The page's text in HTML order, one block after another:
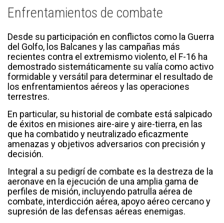
Enfrentamientos de combate
Desde su participación en conflictos como la Guerra
del Golfo, los Balcanes y las campañas más
recientes contra el extremismo violento, el F-16 ha
demostrado sistemáticamente su valía como activo
formidable y versátil para determinar el resultado de
los enfrentamientos aéreos y las operaciones
terrestres.
En particular, su historial de combate está salpicado
de éxitos en misiones aire-aire y aire-tierra, en las
que ha combatido y neutralizado eficazmente
amenazas y objetivos adversarios con precisión y
decisión.
Integral a su pedigrí de combate es la destreza de la
aeronave en la ejecución de una amplia gama de
perfiles de misión, incluyendo patrulla aérea de
combate, interdicción aérea, apoyo aéreo cercano y
supresión de las defensas aéreas enemigas.